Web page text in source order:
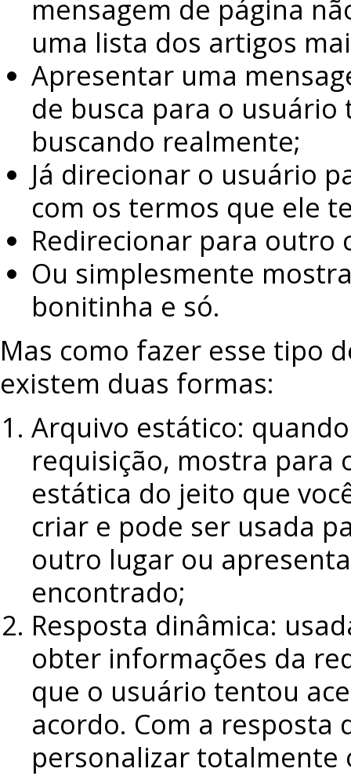
mensagem de página
uma lista dos artigos
Apresentar uma
de busca para o
buscando realmente;
Já direcionar o usuário
com os termos que ele
Redirecionar para outro
Ou simplesmente
bonitinha e só.
Mas como fazer esse tipo
existem duas formas:
Arquivo estático:
requisição, mostra para
estática do jeito que
criar e pode ser usada
outro lugar ou
encontrado;
Resposta dinâmica:
obter informações da
que o usuário tentou
acordo. Com a resposta
personalizar totalmente